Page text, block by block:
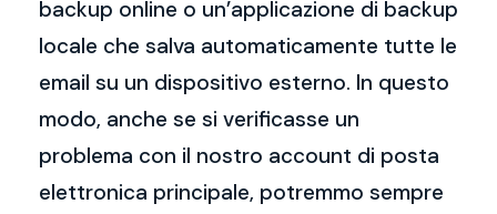
backup online o un’applicazione di backup
locale che salva automaticamente tutte le
email su un dispositivo esterno. In questo
modo, anche se si verificasse un
problema con il nostro account di posta
elettronica principale, potremmo sempre